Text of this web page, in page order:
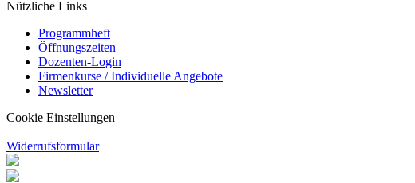
Nützliche Links
Programmheft
Öffnungszeiten
Dozenten-Login
Firmenkurse / Individuelle Angebote
Newsletter
Cookie Einstellungen
Widerrufsformular